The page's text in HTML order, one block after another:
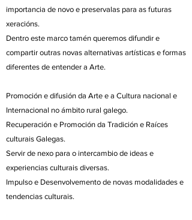
importancia de novo e preservalas para as futuras
xeracións.
Dentro este marco tamén queremos difundir e
compartir outras novas alternativas artísticas e formas
diferentes de entender a Arte.
Promoción e difusión da Arte e a Cultura nacional e
Internacional no ámbito rural galego.
Recuperación e Promoción da Tradición e Raíces
culturais Galegas.
Servir de nexo para o intercambio de ideas e
experiencias culturais diversas.
Impulso e Desenvolvemento de novas modalidades e
tendencias culturais.